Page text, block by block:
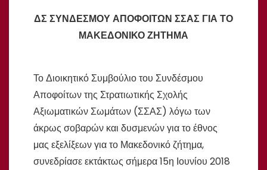
ΔΣ ΣΥΝΔΕΣΜΟΥ ΑΠΟΦΟΙΤΩΝ ΣΣΑΣ ΓΙΑ ΤΟ
ΜΑΚΕΔΟΝΙΚΟ ΖΗΤΗΜΑ
Το Διοικητικό Συμβούλιο του Συνδέσμου
Αποφοίτων της Στρατιωτικής Σχολής
Αξιωματικών Σωμάτων (ΣΣΑΣ) λόγω των
άκρως σοβαρών και δυσμενών για το έθνος
μας εξελίξεων για το Μακεδονικό ζήτημα,
συνεδρίασε εκτάκτως σήμερα 15η Ιουνίου 2018